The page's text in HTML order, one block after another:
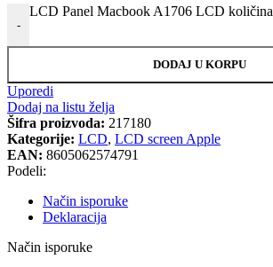
-
LCD Panel Macbook A1706 LCD količina
DODAJ U KORPU
Uporedi
Dodaj na listu želja
Šifra proizvoda: 217180
Kategorije: LCD, LCD screen Apple
EAN: 8605062574791
Podeli:
Način isporuke
Deklaracija
Način isporuke